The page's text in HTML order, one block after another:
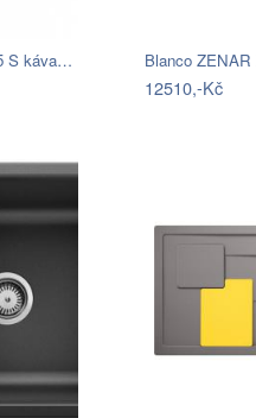
S káva… Blanco
12510,-Kč